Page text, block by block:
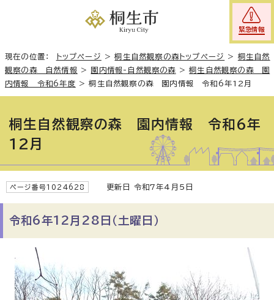
緊急情報
現在の位置： トップページ >桐生自然観察の森トップページ > 桐生自然
観察の森 自然情報 > 園内情報-自然観察の森 >桐生自然観察の森 園
内情報 令和6年度 >桐生自然観察の森 園内情報 令和6年12月
桐生自然観察の森 園内情報 令和6年
12月
ページ番号1024628 更新日 令和7年4月5日
令和6年12月28日（土曜日）